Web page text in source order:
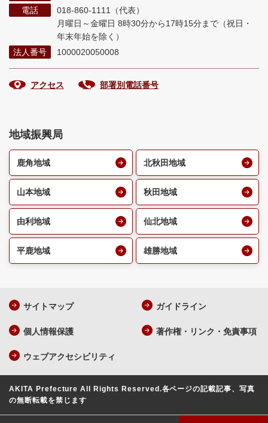
電話
018-860-1111（代表）
月曜日～金曜日 8時30分から17時15分まで （祝日・
年末年始を除く）
法人番号
1000020050008
アクセス 部署別電話番号
地域振興局
鹿角地域 北秋田地域
山本地域 秋田地域
由利地域 仙北地域
平鹿地域 雄勝地域
サイトマップ ガイドライン
個人情報保護 著作権・リンク・免責事項
ウェブアクセシビリティ
AKITA Prefecture All Rights Reserved.各ページの記載記事、写真
の無断転載を禁じます